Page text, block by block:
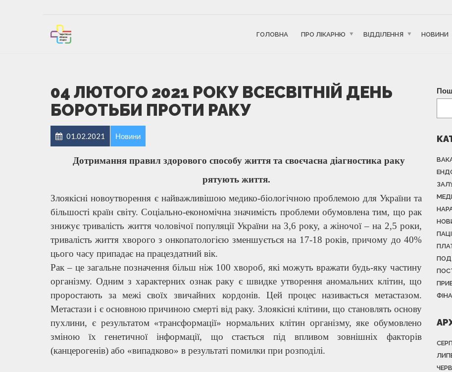
ГОЛОВНА ПРО ЛІКАРНЮ ВІДДІЛЕННЯ НОВИНИ
04 ЛЮТОГО 2021 РОКУ ВСЕСВІТНІЙ ДЕНЬ
БОРОТЬБИ ПРОТИ РАКУ
01.02.2021 Новини
Дотримання правил здорового способу життя та своєчасна діагностика раку
рятують життя.
Злоякісні новоутворення є найважливішою медико-біологічною проблемою для України та
більшості країн світу. Соціально-економічна значимість проблеми обумовлена тим, що рак
знижує тривалість життя чоловічої популяції України на 3,6 року, а жіночої – на 2,5 роки,
тривалість життя хворого з онкопатологією зменшується на 17-18 років, причому до 40%
цього часу припадає на працездатний вік.
Рак – це загальне позначення більш ніж 100 хвороб, які можуть вражати будь-яку частину
організму. Одним з характерних ознак раку є швидке утворення аномальних клітин, що
проростають за межі своїх звичайних кордонів. Цей процес називається метастазом.
Метастази і є основною причиною смерті від раку. Злоякісні клітини, що становлять основу
пухлини, є результатом «трансформації» нормальних клітин організму, яке обумовлено
зміною їх генетичної інформації, що стається під впливом зовнішніх факторів
(канцерогенів) або «випадково» в результаті помилки при розподілі.